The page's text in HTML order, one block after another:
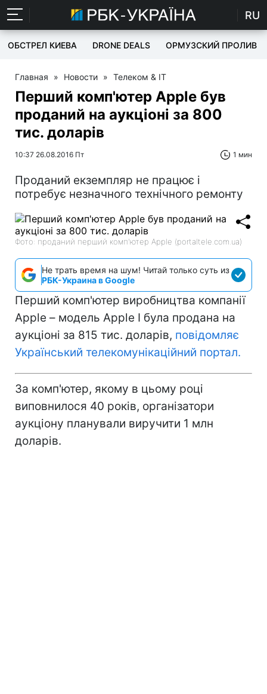
RU
ОБСТРЕЛ КИЕВА DRONE DEALS ОРМУЗСКИЙ ПРОЛИВ
Главная » Новости » Телеком & IT
Перший комп'ютер Apple був
проданий на аукціоні за 800
тис. доларів
10:37 26.08.2016 Пт 1 мин
Проданий екземпляр не працює і
потребує незначного технічного ремонту
Фото: проданий перший комп'ютер Apple (portaltele.com.ua)
Не трать время на шум! Читай только суть из
РБК-Украина в Google
Перший комп'ютер виробництва компанії
Apple – модель Apple I була продана на
аукціоні за 815 тис. доларів, повідомляє
Український телекомунікаційний портал.
За комп'ютер, якому в цьому році
виповнилося 40 років, організатори
аукціону планували виручити 1 млн
доларів.